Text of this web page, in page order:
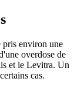
pris environ une
overdose de
et le Levitra. Un
cas.